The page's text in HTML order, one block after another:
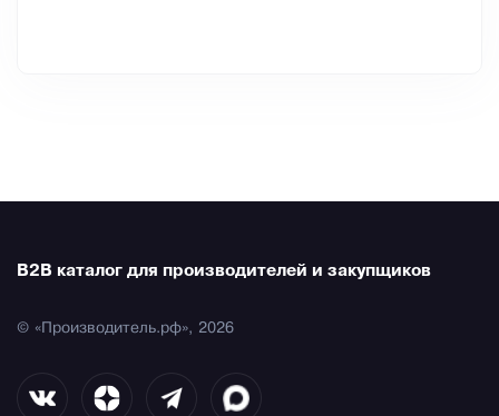
B2B каталог для производителей и закупщиков
© «Производитель.рф», 2026